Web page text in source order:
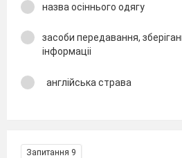
назва осіннього одягу
засоби передавання,
інформаціі
англійська страва
Запитання 9